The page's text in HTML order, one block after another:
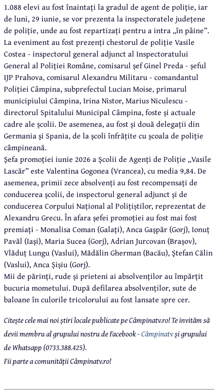
1.088 elevi au fost înaintați la gradul de agent de poliție, iar
de luni, 29 iunie, se vor prezenta la inspectoratele județene
de poliție, unde au fost repartizați pentru a intra „în pâine”.
La eveniment au fost prezenți chestorul de poliție Vasile
Costea - inspectorul general adjunct al Inspectoratului
General al Poliției Române, comisarul șef Ginel Preda - șeful
IJP Prahova, comisarul Alexandru Militaru - comandantul
Poliției Câmpina, subprefectul Lucian Moise, primarul
municipiului Câmpina, Irina Nistor, Marius Niculescu -
directorul Spitalului Municipal Câmpina, foste și actuale
cadre ale școlii. De asemenea, au fost și două delegații din
Germania și Spania, de la școli înfrățite cu școala de poliție
câmpineană.
Șefa promoției iunie 2026 a Școlii de Agenți de Poliție „Vasile
Lascăr” este Valentina Gogonea (Vrancea), cu media 9,84. De
asemenea, primii zece absolvenți au fost recompensați de
conducerea școlii, de inspectorul general adjunct și de
conducerea Corpului Național al Polițiștilor, reprezentat de
Alexandru Grecu. În afara șefei promoției au fost mai fost
premiați - Monalisa Coman (Galați), Anca Gașpăr (Gorj), Ionuț
Pavăl (Iași), Maria Sucea (Gorj), Adrian Jurcovan (Brașov),
Vlăduț Lungu (Vaslui), Mădălin Gherman (Bacău), Ștefan Călin
(Vaslui), Anca Șișiu (Gorj).
Mii de părinți, rude și prieteni ai absolvenților au împărțit
bucuria mometului. După defilarea absolvenților, sute de
baloane în culorile tricolorului au fost lansate spre cer.
Citește cele mai noi știri locale publicate pe Câmpinatv.ro! Te invităm să
devii membru al grupului nostru de Facebook -Câmpinatvși grupului
de Whatsapp (0733.388.425).
Fii parte a comunității Câmpinatv.ro!